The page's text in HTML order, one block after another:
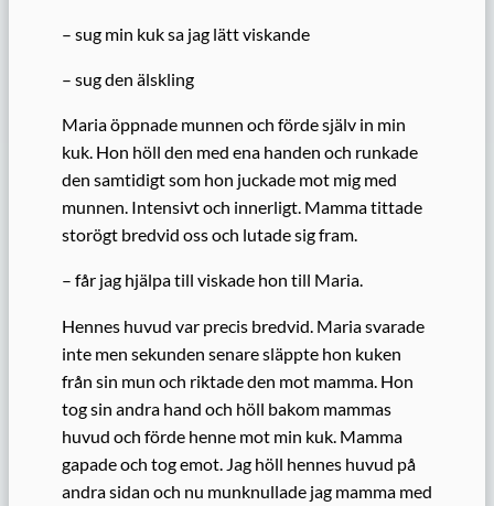
– sug min kuk sa jag lätt viskande
– sug den älskling
Maria öppnade munnen och förde själv in min
kuk. Hon höll den med ena handen och runkade
den samtidigt som hon juckade mot mig med
munnen. Intensivt och innerligt. Mamma tittade
storögt bredvid oss och lutade sig fram.
– får jag hjälpa till viskade hon till Maria.
Hennes huvud var precis bredvid. Maria svarade
inte men sekunden senare släppte hon kuken
från sin mun och riktade den mot mamma. Hon
tog sin andra hand och höll bakom mammas
huvud och förde henne mot min kuk. Mamma
gapade och tog emot. Jag höll hennes huvud på
andra sidan och nu munknullade jag mamma med